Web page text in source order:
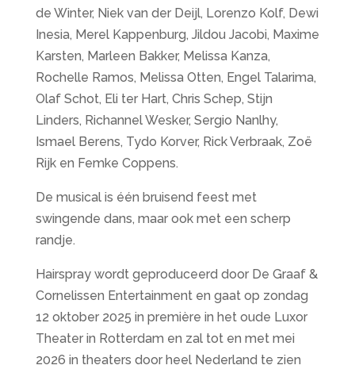
de Winter, Niek van der Deijl, Lorenzo Kolf, Dewi
Inesia, Merel Kappenburg, Jildou Jacobi, Maxime
Karsten, Marleen Bakker, Melissa Kanza,
Rochelle Ramos, Melissa Otten, Engel Talarima,
Olaf Schot, Eli ter Hart, Chris Schep, Stijn
Linders, Richannel Wesker, Sergio Nanlhy,
Ismael Berens, Tydo Korver, Rick Verbraak, Zoë
Rijk en Femke Coppens.
De musical is één bruisend feest met
swingende dans, maar ook met een scherp
randje.
Hairspray wordt geproduceerd door De Graaf &
Cornelissen Entertainment en gaat op zondag
12 oktober 2025 in première in het oude Luxor
Theater in Rotterdam en zal tot en met mei
2026 in theaters door heel Nederland te zien